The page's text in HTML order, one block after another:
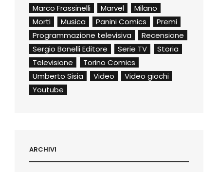
Marco Frassinelli
Marvel
Milano
Morti
Musica Panini Comics
Premi
Programmazione televisiva
Recensione
Sergio Bonelli Editore
Serie TV
Storia
Televisione
Torino Comics
Umberto Sisia
Video
Video giochi
Youtube
ARCHIVI